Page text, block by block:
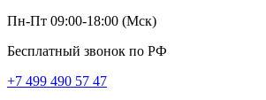
Пн-Пт 09:00-18:00 (Мск)
Бесплатный звонок по РФ
+7 499 490 57 47